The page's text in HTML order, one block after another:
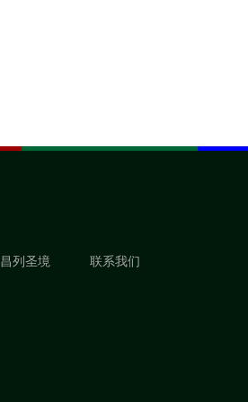
昌列圣境 联系我们